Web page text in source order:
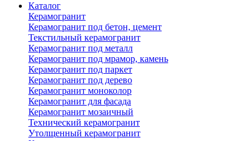
Каталог
Керамогранит
Керамогранит под бетон, цемент
Текстильный керамогранит
Керамогранит под металл
Керамогранит под мрамор, камень
Керамогранит под паркет
Керамогранит под дерево
Керамогранит моноколор
Керамогранит для фасада
Керамогранит мозаичный
Технический керамогранит
Утолщенный керамогранит